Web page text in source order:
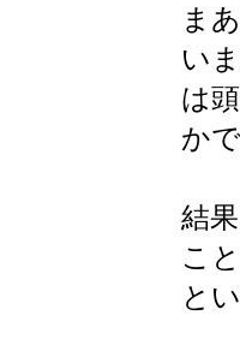
ま
い
は
か
結
こ
と